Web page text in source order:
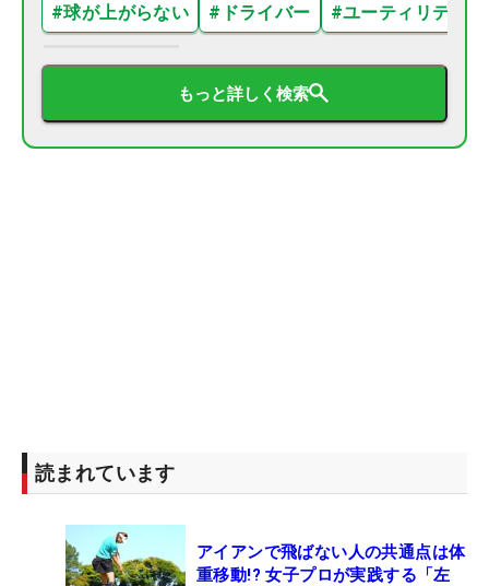
#球が上がらない # ドライバー #ユーティリティ
もっと詳しく検索
読まれています
アイアンで飛ばない人の共通点は体
重移動!? 女子プロが実践する「左